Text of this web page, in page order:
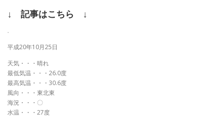
↓ 記事はこちら ↓
.
平成20年10月25日
天気・・・晴れ
最低気温・・・26.0度
最高気温・・・30.6度
風向・・・東北東
海況・・・〇
水温・・・27度